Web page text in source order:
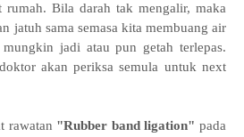
Bila darah tak mengalir, maka
jatuh sama semasa kita membuang air
jadi atau pun getah terlepas.
akan periksa semula untuk next
rawatan "Rubber band ligation" pada